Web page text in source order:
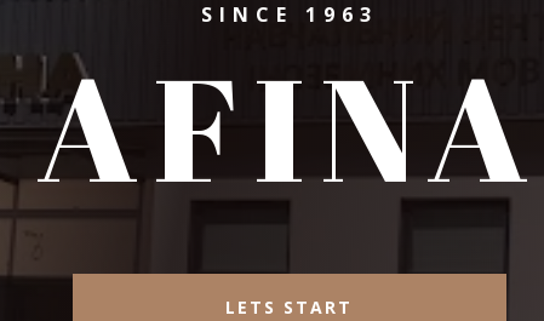
SINCE 1963
AFINA
LETS START